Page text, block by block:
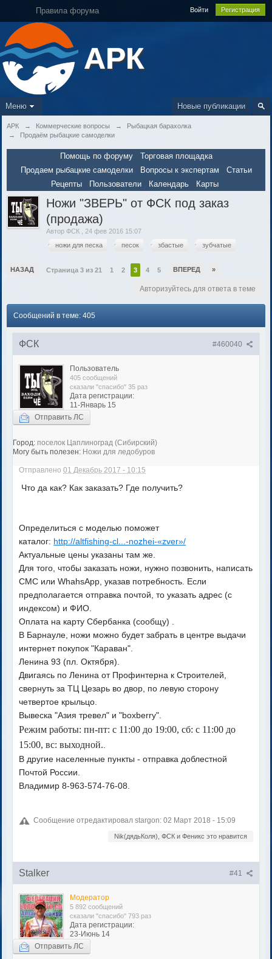
Правила форума Войти Регистрация
АРК
Новые публикации
Меню
АРК → Коммерческие вопросы →
Рыбацкая барахолка
→
Продаём рыбацкие самоделки
Помощь по форуму
Торговая площадка
Продаем рыбацкие самоделки
Вопросы к экспертам
Статьи
Рецепты
Пользователи Календарь Карты
Ножи "ЗВЕРЬ" от ФСК под заказ
(продажа)
АвторФСК
24 фев 2016 15:07
ножи для песка
песок збастые зубчатые
НАЗАД Страница 3 из 21 1 2 3 4 5 ВПЕРЕД »
Авторизуйтесь для ответа в теме
Сообщений в теме: 405
#460040
ФСК
Пользователь
405 сообщений
сказали "спасибо" 35 раз
Дата регистрации:
11-Январь 15
Отправить ЛС
Город: поселок Цаплиноград (Сибирский)
Могу быть полезен: Ножи для ледобуров
Отправлено01 Декабрь 2017 - 10:15
Что да как? Как заказать? Где получить?
Определиться с моделью поможет
каталог: http://altfishing-cl...-nozhei-«zver»/
Актуальные цены указаны там же.
Для того, чтобы заказать ножи, нужно позвонить, написать
СМС или WhahsApp, указав потребность. Если
предполагается отправка почтой, то указать адрес (с
индексом) и ФИО.
Оплата на карту Сбербанка (сообщу) .
В Барнауле, ножи можно будет забрать в центре выдачи
интернет покупок "Караван".
Ленина 93 (пл. Октября).
Двигаясь по Ленина от Профинтерна к Строителей,
свернуть за ТЦ Цезарь во двор, по левую сторону
четвертое крыльцо.
Вывеска "Азия тревел" и "boxberry".
Режим работы: пн-пт: с 11:00 до 19:00, сб: с 11:00 до
15:00, вс: выходной.
В другие населенные пункты - отправка доблестной
Почтой России.
Владимир 8-963-574-76-08.
Сообщение отредактировал stargon: 02 Март 2018 - 15:09
Nik(дядьКоля), ФСК и Феникс это нравится
#41
Stalker
Модератор
5 892 сообщений
сказали "спасибо" 793 раз
Дата регистрации:
23-Июнь 14
Отправить ЛС